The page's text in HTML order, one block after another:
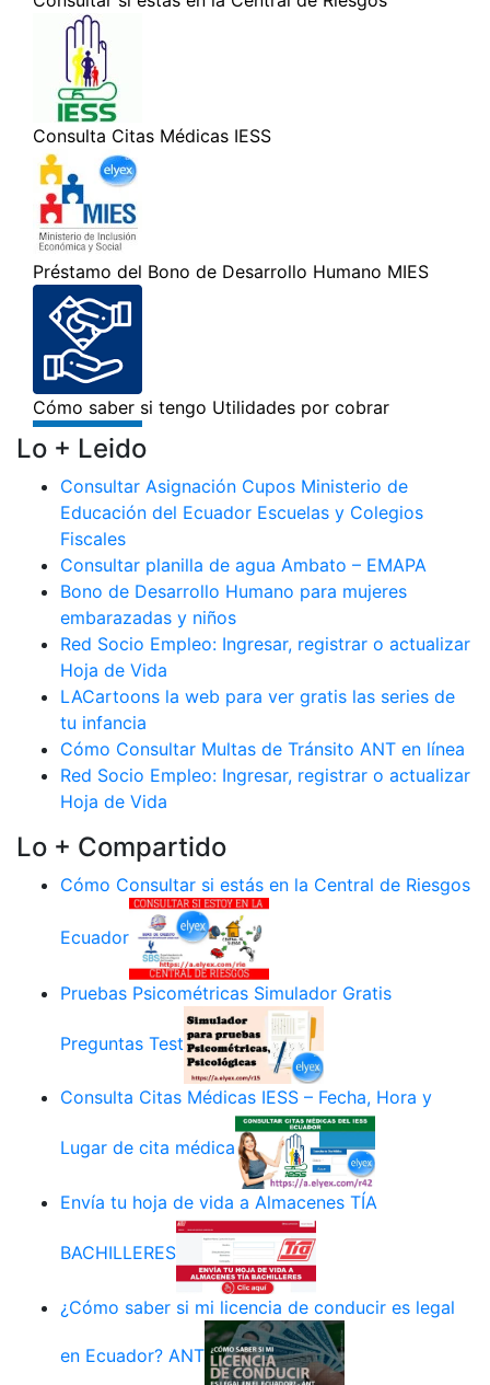
Lo + Leido
Consultar Asignación Cupos Ministerio de
Educación del Ecuador Escuelas y Colegios
Fiscales
Consultar planilla de agua Ambato – EMAPA
Bono de Desarrollo Humano para mujeres
embarazadas y niños
Red Socio Empleo: Ingresar, registrar o actualizar
Hoja de Vida
LACartoons la web para ver gratis las series de
tu infancia
Cómo Consultar Multas de Tránsito ANT en línea
Red Socio Empleo: Ingresar, registrar o actualizar
Hoja de Vida
Lo + Compartido
Cómo Consultar si estás en la Central de Riesgos
Ecuador
Pruebas Psicométricas Simulador Gratis
Preguntas Test
Consulta Citas Médicas IESS – Fecha, Hora y
Lugar de cita médica
Envía tu hoja de vida a Almacenes TÍA
BACHILLERES
¿Cómo saber si mi licencia de conducir es legal
en Ecuador? ANT